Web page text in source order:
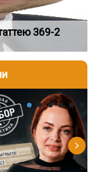
369-2